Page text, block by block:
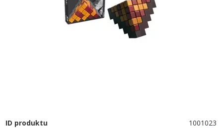
ID produktu
1001023